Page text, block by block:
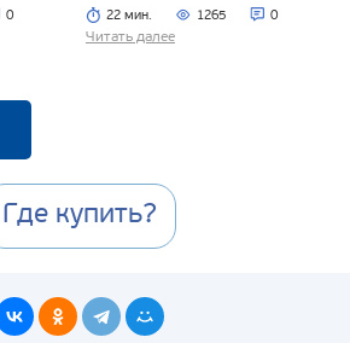
0 22 мин. 1265 0
Читать далее
Где купить?